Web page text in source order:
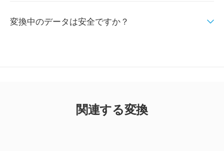
変換中のデータは安全ですか？
関連する変換